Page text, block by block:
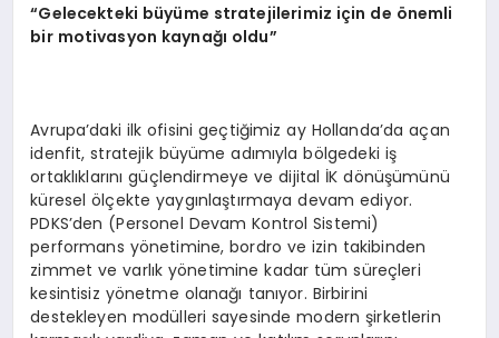
“Gelecekteki büyüme stratejilerimiz için de önemli
bir motivasyon kaynağı oldu”
Avrupa’daki ilk ofisini geçtiğimiz ay Hollanda’da açan
idenfit, stratejik büyüme adımıyla bölgedeki iş
ortaklıklarını güçlendirmeye ve dijital İK dönüşümünü
küresel ölçekte yaygınlaştırmaya devam ediyor.
PDKS’den (Personel Devam Kontrol Sistemi)
performans yönetimine, bordro ve izin takibinden
zimmet ve varlık yönetimine kadar tüm süreçleri
kesintisiz yönetme olanağı tanıyor. Birbirini
destekleyen modülleri sayesinde modern şirketlerin